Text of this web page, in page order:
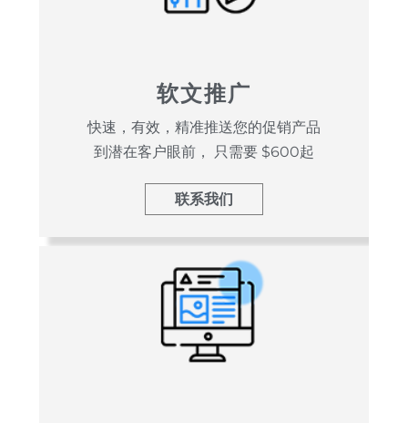
软文推广
快速，有效，精准推送您的促销产品
到潜在客户眼前， 只需要 $600起
联系我们